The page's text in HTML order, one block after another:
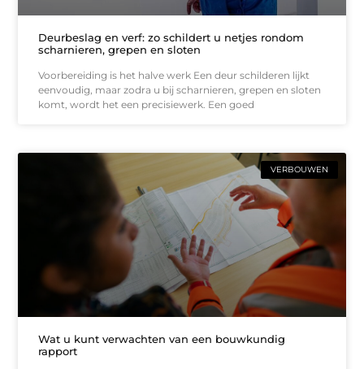
Deurbeslag en verf: zo schildert u netjes rondom
scharnieren, grepen en sloten
Voorbereiding is het halve werk Een deur schilderen lijkt
eenvoudig, maar zodra u bij scharnieren, grepen en sloten
komt, wordt het een precisiewerk. Een goed
VERBOUWEN
Wat u kunt verwachten van een bouwkundig
rapport